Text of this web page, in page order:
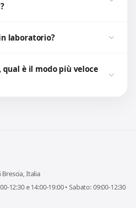
laboratorio?
è il modo più veloce
Italia
12:30 e 14:00-19:00 • Sabato: 09:00-12:30